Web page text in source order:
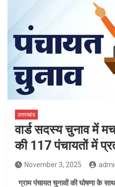
उत्तराखंड
वार्ड सदस्य चुनाव में
की 117 पंचायतों में
November 3, 2025
ग्राम पंचायत चुनावों की घोषणा के